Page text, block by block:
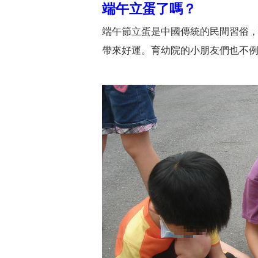
端午立蛋了嗎？
端午節立蛋是中國傳統的民間習俗
帶來好運。育幼院的小朋友們也不